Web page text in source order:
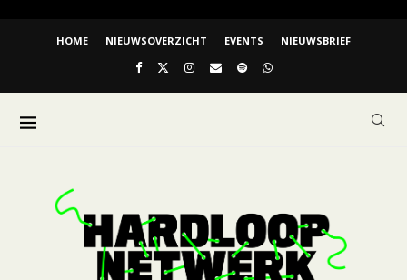
HOME NIEUWSOVERZICHT EVENTS NIEUWSBRIEF